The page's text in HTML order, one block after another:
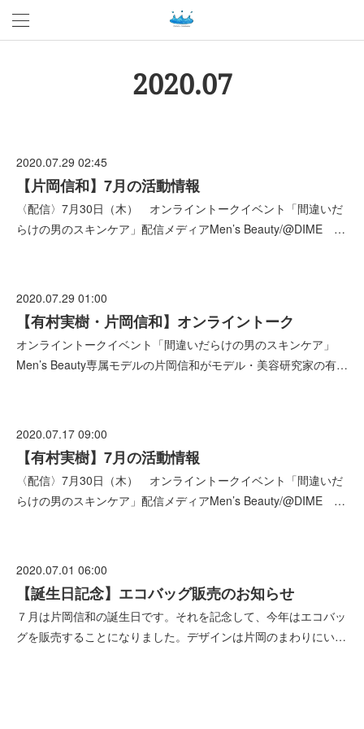
2020.07
2020.07.29 02:45
【片岡信和】7月の活動情報
〈配信〉7月30日（木） オンライントークイベント「間違いだ
らけの男のスキンケア」配信メディアMen’s Beauty/@DIME …
2020.07.29 01:00
【有村実樹・片岡信和】オンライントーク
オンライントークイベント「間違いだらけの男のスキンケア」
Men’s Beauty専属モデルの片岡信和がモデル・美容研究家の有…
2020.07.17 09:00
【有村実樹】7月の活動情報
〈配信〉7月30日（木） オンライントークイベント「間違いだ
らけの男のスキンケア」配信メディアMen’s Beauty/@DIME …
2020.07.01 06:00
【誕生日記念】エコバッグ販売のお知らせ
７月は片岡信和の誕生日です。それを記念して、今年はエコバッ
グを販売することになりました。デザインは片岡のまわりにい…